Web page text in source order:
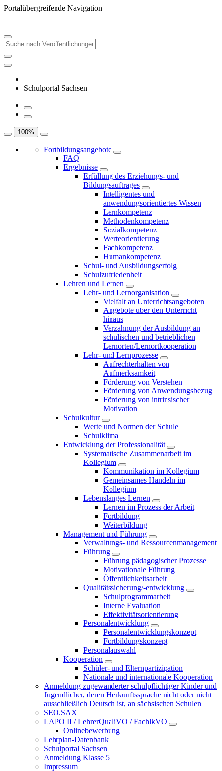
Portalübergreifende Navigation
Schulportal Sachsen
100%
Fortbildungsangebote
FAQ
Ergebnisse
Erfüllung des Erziehungs- und
Bildungsauftrages
Intelligentes und
anwendungsorientiertes Wissen
Lernkompetenz
Methodenkompetenz
Sozialkompetenz
Werteorientierung
Fachkompetenz
Humankompetenz
Schul- und Ausbildungserfolg
Schulzufriedenheit
Lehren und Lernen
Lehr- und Lernorganisation
Vielfalt an Unterrichtsangeboten
Angebote über den Unterricht
hinaus
Verzahnung der Ausbildung an
schulischen und betrieblichen
Lernorten/Lernortkooperation
Lehr- und Lernprozesse
Aufrechterhalten von
Aufmerksamkeit
Förderung von Verstehen
Förderung von Anwendungsbezug
Förderung von intrinsischer
Motivation
Schulkultur
Werte und Normen der Schule
Schulklima
Entwicklung der Professionalität
Systematische Zusammenarbeit im
Kollegium
Kommunikation im Kollegium
Gemeinsames Handeln im
Kollegium
Lebenslanges Lernen
Lernen im Prozess der Arbeit
Fortbildung
Weiterbildung
Management und Führung
Verwaltungs- und Ressourcenmanagement
Führung
Führung pädagogischer Prozesse
Motivationale Führung
Öffentlichkeitsarbeit
Qualitätssicherung/-entwicklung
Schulprogrammarbeit
Interne Evaluation
Effektivitätsorientierung
Personalentwicklung
Personalentwicklungskonzept
Fortbildungskonzept
Personalauswahl
Kooperation
Schüler- und Elternpartizipation
Nationale und internationale Kooperation
Anmeldung zugewanderter schulpflichtiger Kinder und
Jugendlicher, deren Herkunftssprache nicht oder nicht
ausschließlich Deutsch ist, an sächsischen Schulen
SEO.SAX
LAPO II / LehrerQualiVO / FachlkVO
Onlinebewerbung
Lehrplan-Datenbank
Schulportal Sachsen
Anmeldung Klasse 5
Impressum